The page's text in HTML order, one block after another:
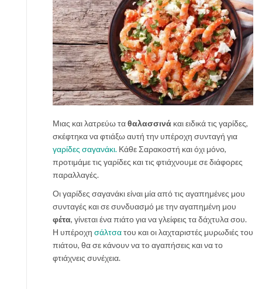
Μιας και λατρεύω ταθαλασσινά και ειδικά τις γαρίδες,
σκέφτηκα να φτιάξω αυτή την υπέροχη συνταγή για
γαρίδες σαγανάκι. Κάθε Σαρακοστή και όχι μόνο,
προτιμάμε τις γαρίδες και τις φτιάχνουμε σε διάφορες
παραλλαγές.
Οι γαρίδες σαγανάκι είναι μία από τις αγαπημένες μου
συνταγές και σε συνδυασμό με την αγαπημένη μου
φέτα, γίνεται ένα πιάτο για να γλείφεις τα δάχτυλα σου.
Η υπέροχη σάλτσατου και οι λαχταριστές μυρωδιές του
πιάτου, θα σε κάνουν να το αγαπήσεις και να το
φτιάχνεις συνέχεια.